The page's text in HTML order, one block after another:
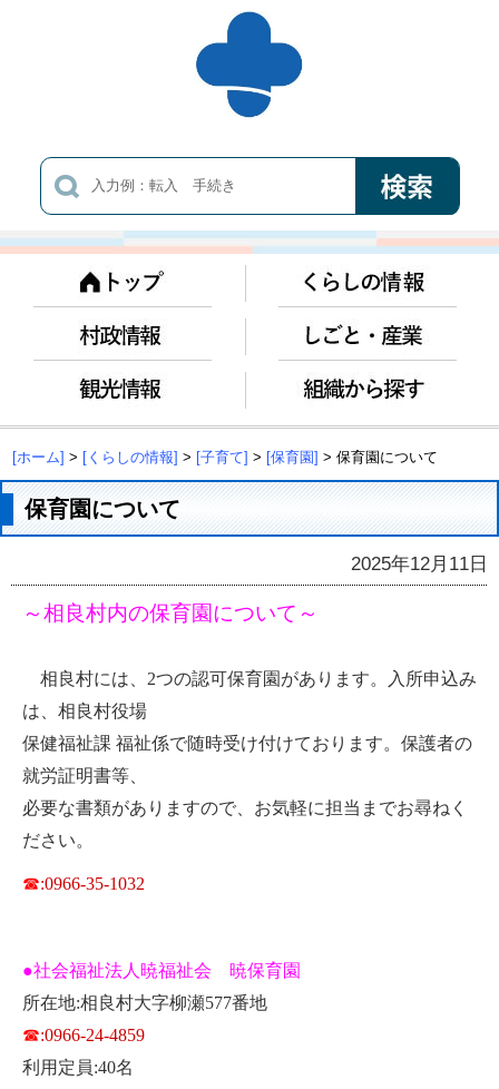
[ホーム] > [くらしの情報] > [子育て] > [保育園] > 保育園について
保育園について
2025年12月11日
～相良村内の保育園について～
相良村には、2つの認可保育園があります。入所申込み
は、相良村役場
保健福祉課 福祉係で随時受け付けております。保護者の
就労証明書等、
必要な書類がありますので、お気軽に担当までお尋ねく
ださい。
☎:0966-35-1032
●社会福祉法人暁福祉会 暁保育園
所在地:相良村大字柳瀬577番地
☎:0966-24-4859
利用定員:40名